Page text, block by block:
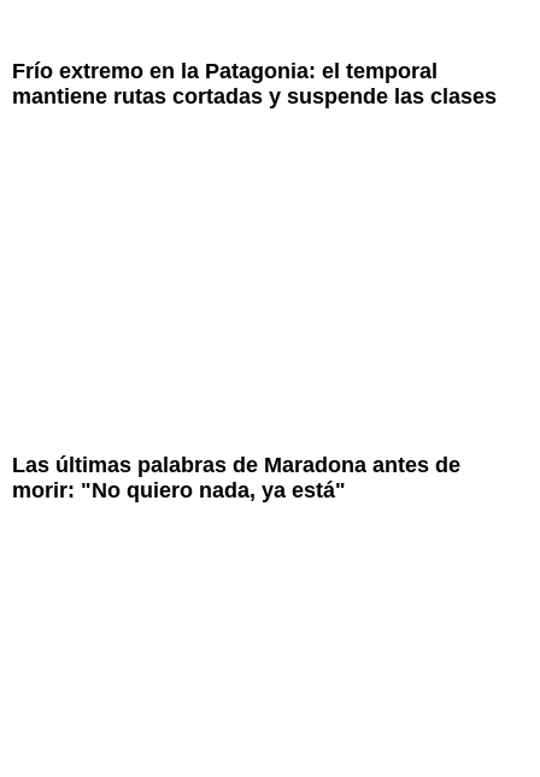
Frío extremo en la Patagonia: el temporal
mantiene rutas cortadas y suspende las clases
Las últimas palabras de Maradona antes de
morir: "No quiero nada, ya está"